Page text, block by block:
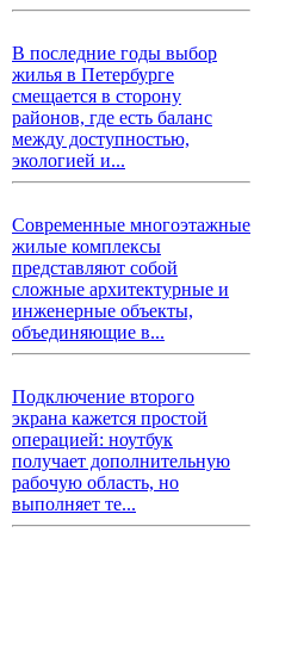
В последние годы выбор
жилья в Петербурге
смещается в сторону
районов, где есть баланс
между доступностью,
экологией и...
Современные многоэтажные
жилые комплексы
представляют собой
сложные архитектурные и
инженерные объекты,
объединяющие в...
Подключение второго
экрана кажется простой
операцией: ноутбук
получает дополнительную
рабочую область, но
выполняет те...